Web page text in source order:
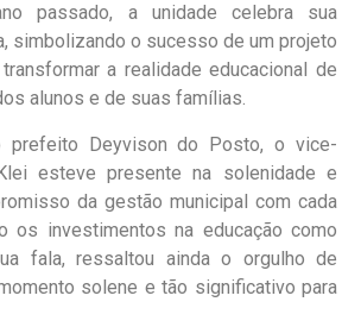
passado, a unidade celebra sua
simbolizando o sucesso de um projeto
a realidade educacional de
alunos e de suas famílias.
prefeito Deyvison do Posto, o vice-
esteve presente na solenidade e
da gestão municipal com cada
os investimentos na educação como
fala, ressaltou ainda o orgulho de
solene e tão significativo para